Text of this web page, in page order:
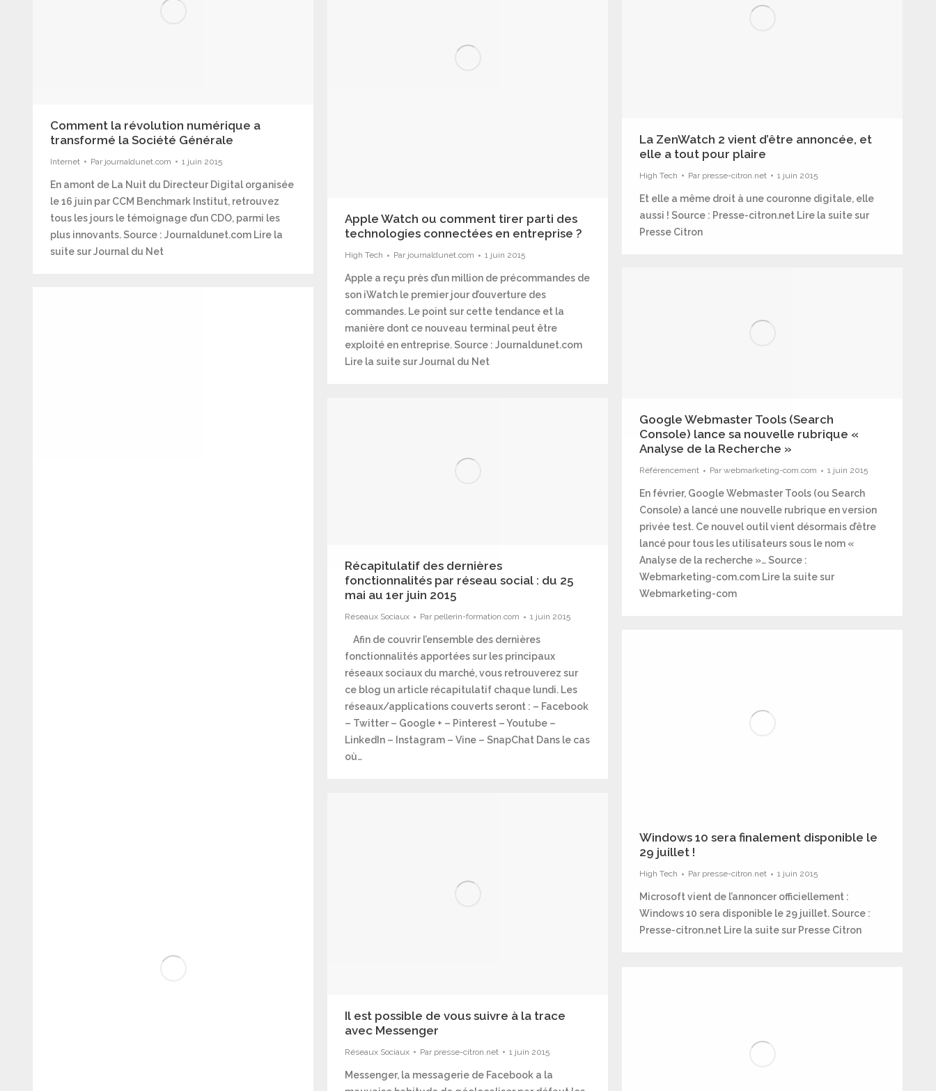
Comment la révolution numérique a
transformé la Société Générale
Internet Par journaldunet.com 1 juin 2015
En amont de La Nuit du Directeur Digital organisée
le 16 juin par CCM Benchmark Institut, retrouvez
tous les jours le témoignage d’un CDO, parmi les
plus innovants. Source : Journaldunet.com Lire la
suite sur Journal du Net
Apple Watch ou comment tirer parti des
technologies connectées en entreprise ?
High Tech Par journaldunet.com 1 juin 2015
Apple a reçu près d’un million de précommandes de
son iWatch le premier jour d’ouverture des
commandes. Le point sur cette tendance et la
manière dont ce nouveau terminal peut être
exploité en entreprise. Source : Journaldunet.com
Lire la suite sur Journal du Net
La ZenWatch 2 vient d’être annoncée, et
elle a tout pour plaire
High Tech Par presse-citron.net 1 juin 2015
Et elle a même droit à une couronne digitale, elle
aussi ! Source : Presse-citron.net Lire la suite sur
Presse Citron
Google Webmaster Tools (Search
Console) lance sa nouvelle rubrique «
Analyse de la Recherche »
Référencement Par webmarketing-com.com 1 juin 2015
En février, Google Webmaster Tools (ou Search
Console) a lancé une nouvelle rubrique en version
privée test. Ce nouvel outil vient désormais d’être
lancé pour tous les utilisateurs sous le nom «
Analyse de la recherche »… Source :
Webmarketing-com.com Lire la suite sur
Webmarketing-com
Récapitulatif des dernières
fonctionnalités par réseau social : du 25
mai au 1er juin 2015
Réseaux Sociaux Par pellerin-formation.com 1 juin 2015
Afin de couvrir l’ensemble des dernières
fonctionnalités apportées sur les principaux
réseaux sociaux du marché, vous retrouverez sur
ce blog un article récapitulatif chaque lundi. Les
réseaux/applications couverts seront : – Facebook
– Twitter – Google + – Pinterest – Youtube –
LinkedIn – Instagram – Vine – SnapChat Dans le cas
où…
Windows 10 sera finalement disponible le
29 juillet !
High Tech Par presse-citron.net 1 juin 2015
Microsoft vient de l’annoncer officiellement :
Windows 10 sera disponible le 29 juillet. Source :
Presse-citron.net Lire la suite sur Presse Citron
Il est possible de vous suivre à la trace
avec Messenger
Réseaux Sociaux Par presse-citron.net 1 juin 2015
Messenger, la messagerie de Facebook a la